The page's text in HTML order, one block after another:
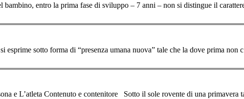
ciò che scaturisce dall’interazione di entrambe Nel bambino, entro la prima fase di sviluppo – 7 anni – non si distingue il
sotto forma di “presenza umana nuova” tale che la dove prima non
La persona e L’atleta Contenuto e contenitore Sotto il sole rovente di una primavera